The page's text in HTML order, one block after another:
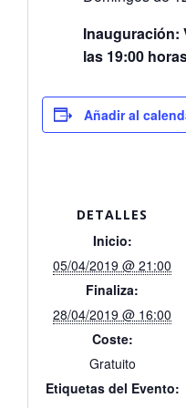
Inauguración:
las 19:00
Añadir al
DETALLES
Inicio:
05/04/2019 @ 21:00
Finaliza:
28/04/2019 @ 16:00
Coste:
Gratuito
Etiquetas del Evento: